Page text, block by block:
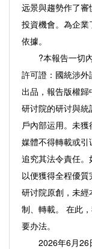
远景與趨勢作了
投資機會。為企
依據。
?本報告一切內
許可證：國統涉
出品，報告版權
研讨院的研讨與
戶內部运用。未
媒體不得轉載或
追究其法令責任。
以便獲得全程優
研讨院原創，未
制、轉載。 在此
要办法。
2026年6月26日